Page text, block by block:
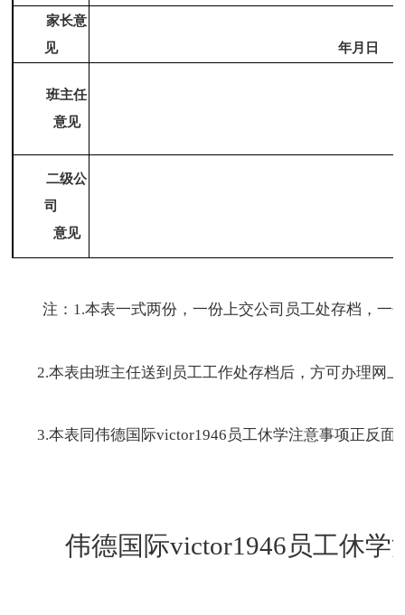
家长意
见
年月 日
班主任
意见
二级公
司
意见
注： 1.本表一式两份，一份上交公司员工处存档，一
2.本表由班主任送到员工工作处存档后，方可办理网
3.本表同伟德国际victor1946员工休学注意事项正反面
伟德国际victor1946员工休学